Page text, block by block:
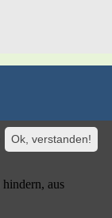
Ok, verstanden!